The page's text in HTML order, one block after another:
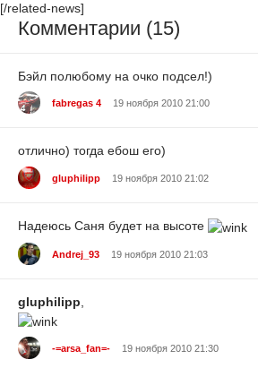
[/related-news]
Комментарии (15)
Бэйл полюбому на очко подсел!)
fabregas 4 19 ноября 2010 21:00
отлично) тогда ебош его)
gluphilipp 19 ноября 2010 21:02
Надеюсь Саня будет на высоте
Andrej_93 19 ноября 2010 21:03
gluphilipp,
-=arsa_fan=- 19 ноября 2010 21:30